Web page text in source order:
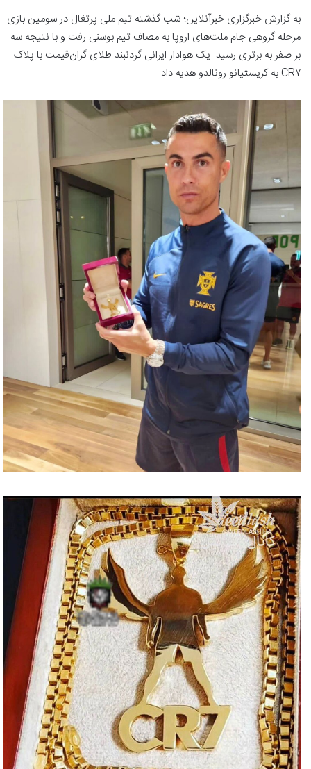
به گزارش خبرگزاری خبرآنلاین؛ شب گذشته تیم ملی پرتغال در سومین بازی
مرحله گروهی جام ملت‌های اروپا به مصاف تیم بوسنی رفت و با نتیجه سه
بر صفر به برتری رسید. یک هوادار ایرانی گردنبند طلای گران‌قیمت با پلاک
CR۷ به کریستیانو رونالدو هدیه داد.